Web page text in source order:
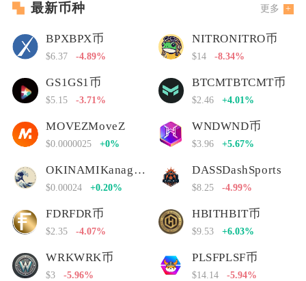
最新币种 更多
BPXBPX币
$6.37 -4.89%
NITRONITRO币
$14 -8.34%
GS1GS1币
$5.15 -3.71%
BTCMTBTCMT币
$2.46 +4.01%
MOVEZMoveZ
$0.0000025 +0%
WNDWND币
$3.96 +5.67%
OKINAMIKanagawa Nami
$0.00024 +0.20%
DASSDashSports
$8.25 -4.99%
FDRFDR币
$2.35 -4.07%
HBITHBIT币
$9.53 +6.03%
WRKWRK币
$3 -5.96%
PLSFPLSF币
$14.14 -5.94%